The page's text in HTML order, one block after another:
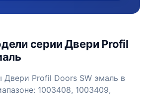
серии Двери Profil
Двери Profil Doors SW эмаль в
1003408, 1003409,